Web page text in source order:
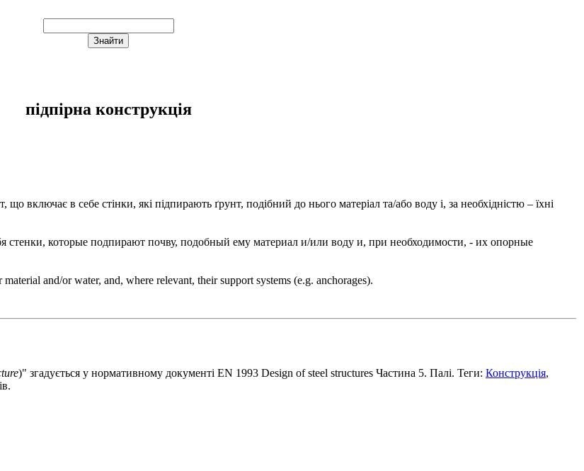
підпірна конструкція
що включає в себе стінки, які підпирають ґрунт, подібний до нього матеріал та/або воду і, за необхідністю – їхні
стенки, которые подпирают почву, подобный ему материал и/или воду и, при необходимости, - их опорные
and/or water, and, where relevant, their support systems (e.g. anchorages).
)" згадується у нормативному документі EN 1993 Design of steel structures Частина 5. Палі. Теги: Конструкція,